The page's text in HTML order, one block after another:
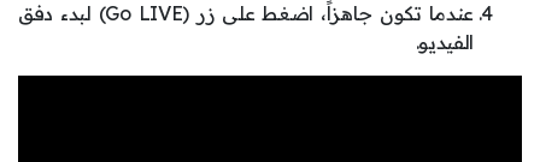
عندما تكون جاهزاً، اضغط على زر (Go LIVE) لبدء دفق
الفيديو.